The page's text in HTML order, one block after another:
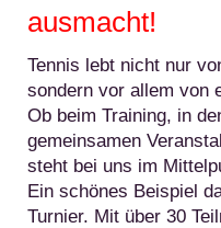
ausmacht!
Tennis lebt nicht nur
sondern vor allem von
Ob beim Training, in
gemeinsamen
steht bei uns im
Ein schönes Beispiel
Turnier. Mit über 30